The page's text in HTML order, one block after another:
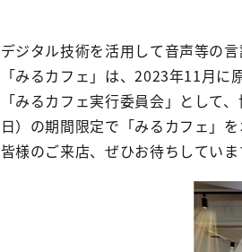
デジタル技術を活用して音声等の
「みるカフェ」は、2023年11月
「みるカフェ実行委員会」として
日）の期間限定で「みるカフェ」を
皆様のご来店、ぜひお待ちしていま